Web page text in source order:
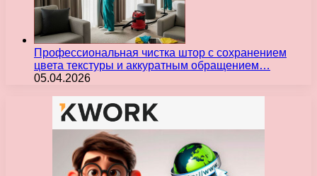
Профессиональная чистка штор с сохранением
цвета текстуры и аккуратным обращением…
05.04.2026